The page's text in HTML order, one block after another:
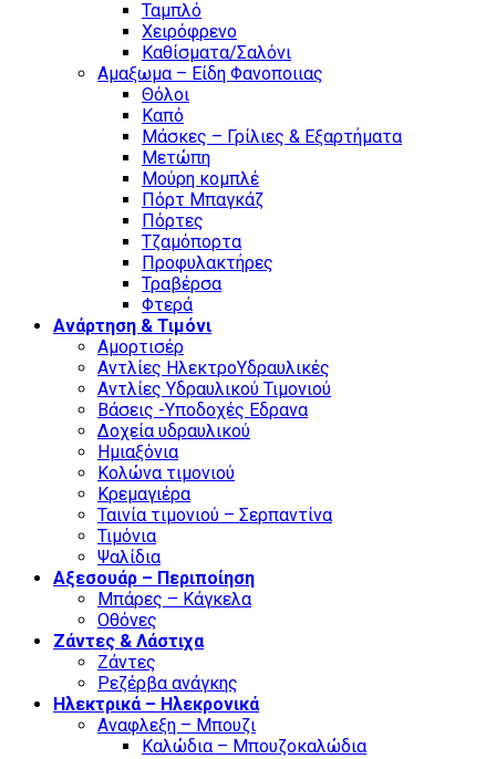
Ταμπλό
Χειρόφρενο
Καθίσματα/Σαλόνι
Αμαξωμα – Είδη Φανοποιιας
Θόλοι
Καπό
Μάσκες – Γρίλιες & Εξαρτήματα
Μετώπη
Μούρη κομπλέ
Πόρτ Μπαγκάζ
Πόρτες
Τζαμόπορτα
Προφυλακτήρες
Τραβέρσα
Φτερά
Ανάρτηση & Τιμόνι
Αμορτισέρ
Αντλίες ΗλεκτροΥδραυλικές
Αντλίες Υδραυλικού Τιμονιού
Βάσεις -Υποδοχές Εδρανα
Δοχεία υδραυλικού
Ημιαξόνια
Κολώνα τιμονιού
Κρεμαγιέρα
Ταινία τιμονιού – Σερπαντίνα
Τιμόνια
Ψαλίδια
Αξεσουάρ – Περιποίηση
Μπάρες – Κάγκελα
Οθόνες
Ζάντες & Λάστιχα
Ζάντες
Ρεζέρβα ανάγκης
Ηλεκτρικά – Ηλεκρονικά
Αναφλεξη – Μπουζι
Καλώδια – Μπουζοκαλώδια